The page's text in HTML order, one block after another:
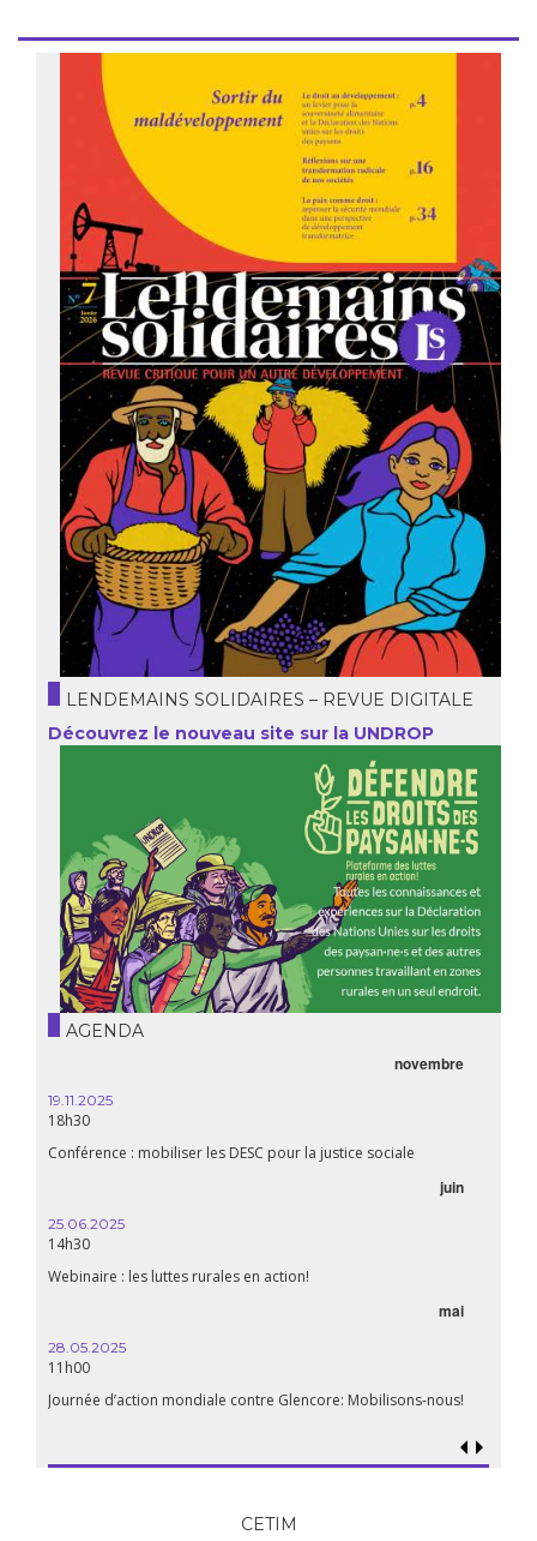
LENDEMAINS SOLIDAIRES – REVUE DIGITALE
Découvrez le nouveau site sur la UNDROP
AGENDA
novembre
19.11.2025
18h30
Conférence : mobiliser les DESC pour la justice sociale
juin
25.06.2025
14h30
Webinaire : les luttes rurales en action!
mai
28.05.2025
11h00
Journée d’action mondiale contre Glencore: Mobilisons-nous!
CETIM